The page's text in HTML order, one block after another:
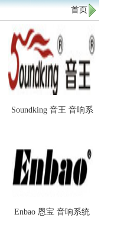
首页
Soundking 音王 音响系
Enbao 恩宝 音响系统